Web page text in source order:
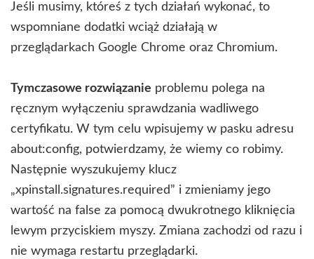
Jeśli musimy, któreś z tych działań wykonać, to
wspomniane dodatki wciąż działają w
przeglądarkach Google Chrome oraz Chromium.
Tymczasowe rozwiązanie problemu polega na
ręcznym wyłączeniu sprawdzania wadliwego
certyfikatu. W tym celu wpisujemy w pasku adresu
about:config, potwierdzamy, że wiemy co robimy.
Następnie wyszukujemy klucz
„xpinstall.signatures.required” i zmieniamy jego
wartość na false za pomocą dwukrotnego kliknięcia
lewym przyciskiem myszy. Zmiana zachodzi od razu i
nie wymaga restartu przeglądarki.